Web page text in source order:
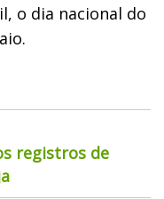
o dia nacional do
registros de